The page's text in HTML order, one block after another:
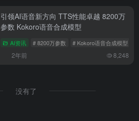
引领AI语音新方向 TTS性能卓越 8200万
参数 Kokoro语音合成模型
AI资讯 # 8200万参数 # Kokoro语音合成模型
2年前 8,248
没有了